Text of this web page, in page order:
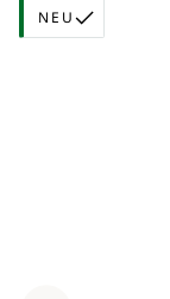
NEU